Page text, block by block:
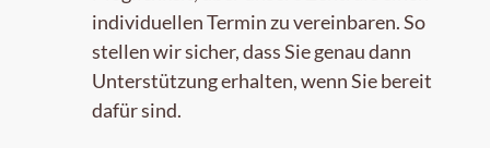
individuellen Termin zu vereinbaren. So
stellen wir sicher, dass Sie genau dann
Unterstützung erhalten, wenn Sie bereit
dafür sind.